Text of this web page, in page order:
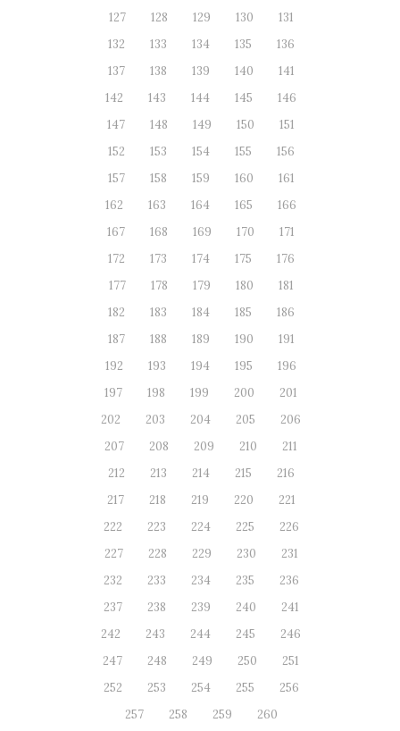
127
128 129 130
131
132
133 134 135
136
137
138 139 140
141
142
143 144 145
146
147
148 149 150
151
152
153 154 155
156
157
158 159 160
161
162
163 164 165
166
167
168 169 170
171
172
173 174 175
176
177
178 179 180
181
182
183 184 185
186
187
188 189 190
191
192
193 194 195
196
197
198 199 200
201
202
203 204 205
206
207
208 209 210
211
212
213 214 215
216
217
218 219 220
221
222
223 224 225
226
227
228 229 230
231
232
233 234 235
236
237
238 239 240
241
242
243 244 245
246
247
248 249 250
251
252
253 254 255
256
257
258 259 260